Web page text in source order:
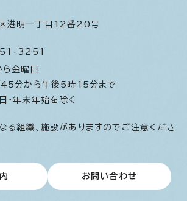
港明一丁目12番20号
3251
ら金曜日
分から午後5時15分まで
・年末年始を除く
組織、施設がありますのでご注意くださ
お問い合わせ